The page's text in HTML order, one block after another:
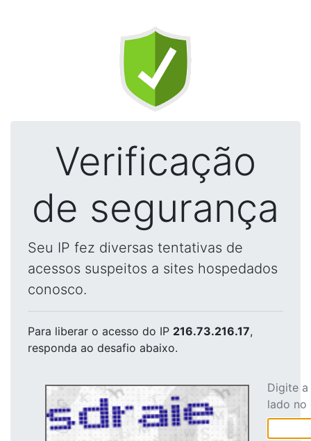
Verificação
de segurança
Seu IP fez diversas tentativas de
acessos suspeitos a sites hospedados
conosco.
Para liberar o acesso do IP 216.73.216.17,
responda ao desafio abaixo.
Digite
lado no